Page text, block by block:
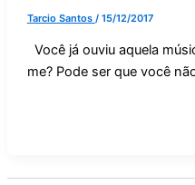
Tarcio Santos / 15/12/2017
Você já ouviu aquela
me? Pode ser que você